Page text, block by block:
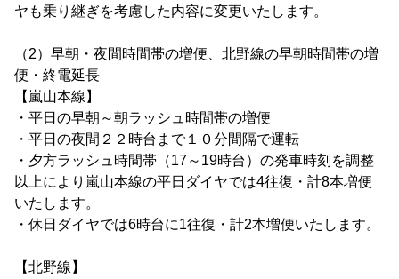
ヤも乗り継ぎを考慮した内容に変更いたします。
（2）早朝・夜間時間帯の増便、北野線の早朝時間帯の増
便・終電延長
【嵐山本線】
・平日の早朝～朝ラッシュ時間帯の増便
・平日の夜間２２時台まで１０分間隔で運転
・夕方ラッシュ時間帯（17～19時台）の発車時刻を調整
以上により嵐山本線の平日ダイヤでは4往復・計8本増便
いたします。
・休日ダイヤでは6時台に1往復・計2本増便いたします。
【北野線】